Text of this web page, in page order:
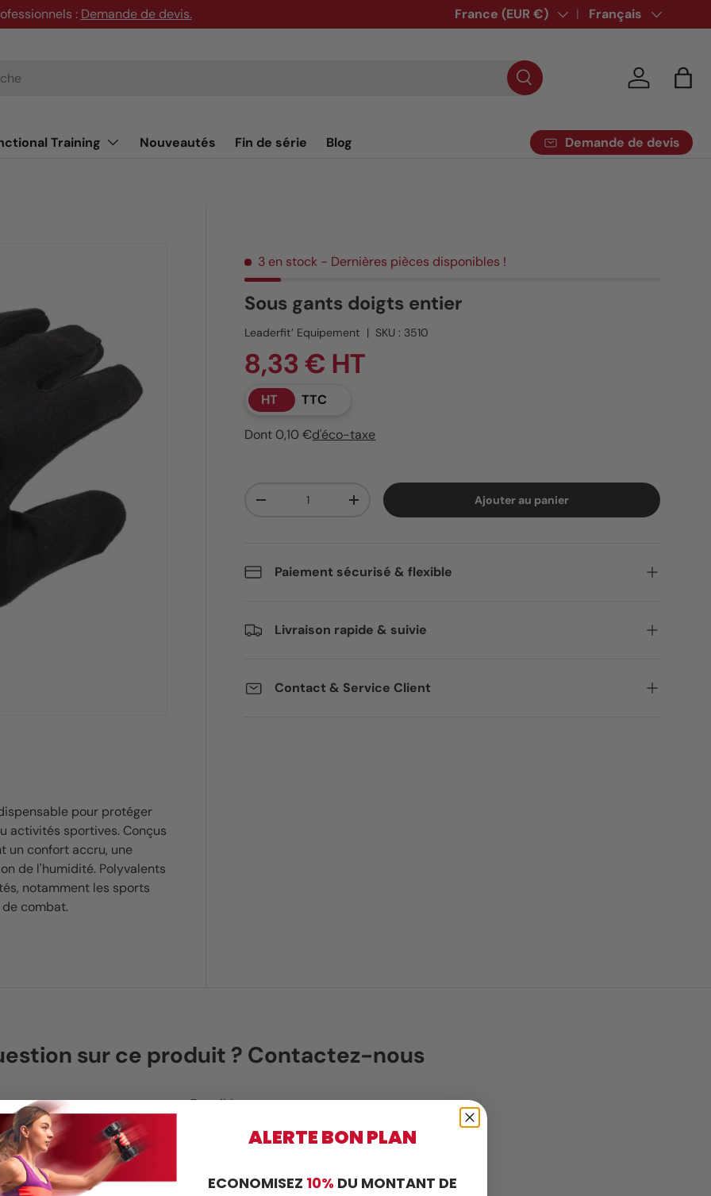
: Demande de devis. Pays
France (EUR €) LangueFrançais
Se
Training Nouveautés Fin de série Blog Demande de devis
3 en stock - Dernières pièces disponibles !
Sous gants doigts entier
Leaderfit’ Equipement |SKU : 3510
8,33 € HT
HT TTC
Dont 0,10 €d'éco-taxe
Diminuer la quantitéAugmenter la quantitéAjouter au panier
Paiement sécurisé & flexible
Livraison rapide & suivie
Contact & Service Client
pour protéger
activités sportives. Conçus
un confort accru, une
de l'humidité. Polyvalents
notamment les sports
de combat.
sur ce produit ? Contactez-nous
E-mail
Code postal
ALERTE BON PLAN
ECONOMISEZ 10% DU MONTANT DE